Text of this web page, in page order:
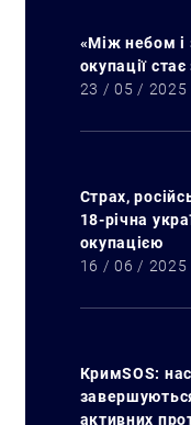
«Між небом і
окупації
23 / 05 / 2025
Страх,
18-річна
окупацією
16 / 06 / 2025
КримSOS:
активних